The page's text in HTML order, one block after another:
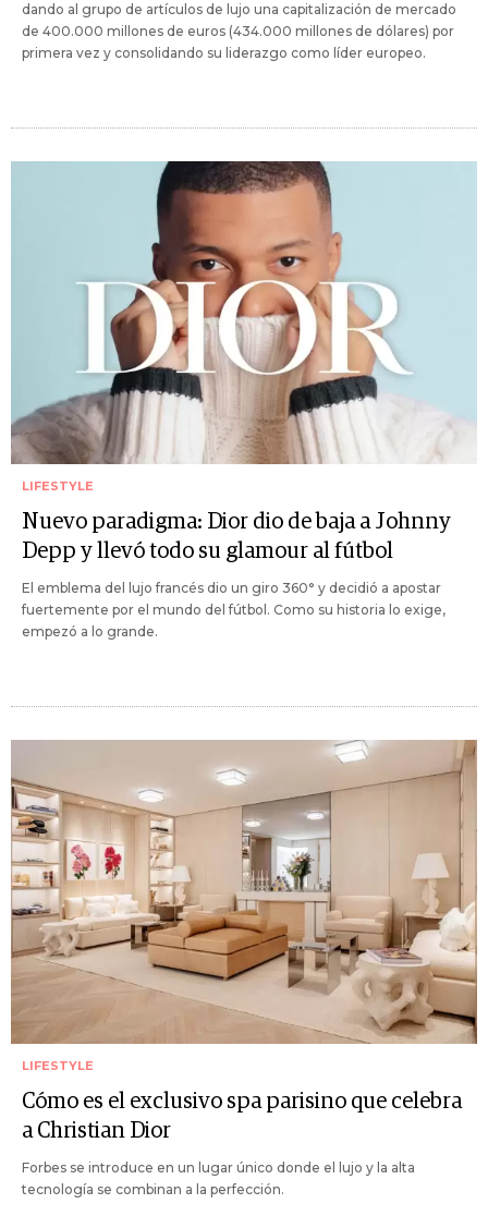
dando al grupo de artículos de lujo una capitalización de mercado
de 400.000 millones de euros (434.000 millones de dólares) por
primera vez y consolidando su liderazgo como líder europeo.
LIFESTYLE
Nuevo paradigma: Dior dio de baja a Johnny
Depp y llevó todo su glamour al fútbol
El emblema del lujo francés dio un giro 360° y decidió a apostar
fuertemente por el mundo del fútbol. Como su historia lo exige,
empezó a lo grande.
LIFESTYLE
Cómo es el exclusivo spa parisino que celebra
a Christian Dior
Forbes se introduce en un lugar único donde el lujo y la alta
tecnología se combinan a la perfección.